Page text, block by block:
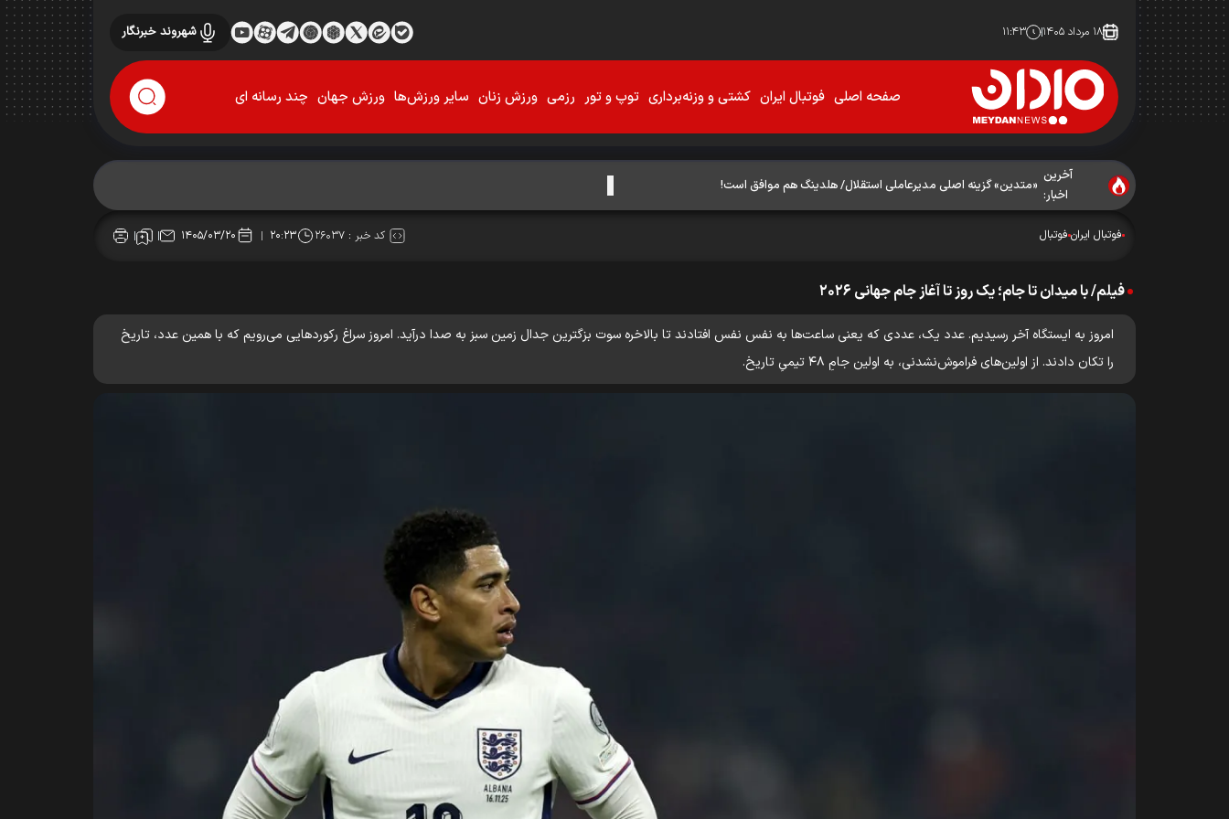
۱۸ مرداد ۱۴۰۵ ۱۱:۴۳ شهروند خبرنگار
صفحه اصلی فوتبال ایران کشتی و وزنه‌برداری توپ و تور رزمی ورزش زنان سایر ورزش‌ها ورزش جهان چند رسانه ای
آخرین
اخبار:
«متدین» گزینه اصلی مدیرعاملی استقلال/ هلدینگ هم موافق است!
فوتبال ایران فوتبال کد خبر :۲۶۰۳۷ ۲۰:۲۳ ۱۴۰۵/۰۳/۲۰
فیلم/ با میدان تا جام؛ یک روز تا آغاز جام جهانی ۲۰۲۶
امروز به ایستگاه آخر رسیدیم. عدد یک، عددی که یعنی ساعت‌ها به نفس نفس افتادند تا بالاخره سوت بزگترین جدال زمین سبز به صدا درآید. امروز سراغ رکوردهایی می‌رویم که با همین عدد، تاریخ
را تکان دادند. از اولین‌های فراموش‌نشدنی، به اولین جامِ ۴۸ تیمیِ تاریخ.